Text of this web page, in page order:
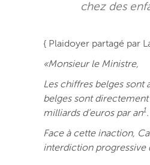
chez des
{ Plaidoyer partagé par
«Monsieur le Ministre,
Les chiffres belges sont
belges sont
milliards d’euros par an1
Face à cette inaction,
interdiction progressive